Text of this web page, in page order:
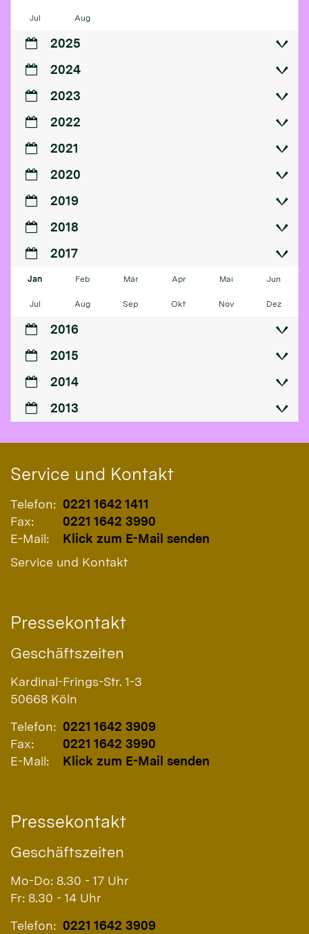
Jul Aug
2025
2024
2023
2022
2021
2020
2019
2018
2017
Jan Feb Mär Apr Mai Jun
Jul Aug Sep Okt Nov Dez
2016
2015
2014
2013
Service und Kontakt
Telefon: 0221 1642 1411
Fax:
0221 1642 3990
E-Mail:
Klick zum E-Mail senden
Service und Kontakt
Pressekontakt
Geschäftszeiten
Kardinal-Frings-Str. 1-3
50668 Köln
Telefon: 0221 1642 3909
Fax:
0221 1642 3990
E-Mail:
Klick zum E-Mail senden
Pressekontakt
Geschäftszeiten
Mo-Do: 8.30 - 17 Uhr
Fr: 8.30 - 14 Uhr
Telefon: 0221 1642 3909